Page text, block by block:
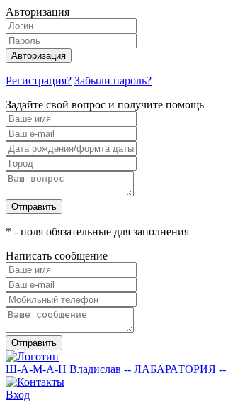
Авторизация
Авторизация
Регистрация? Забыли пароль?
Задайте свой вопрос и получите помощь
Отправить
* - поля обязательные для заполнения
Написать сообщение
Отправить
Ш-А-М-А-Н Владислав -- ЛАБАРАТОРИЯ --
Вход